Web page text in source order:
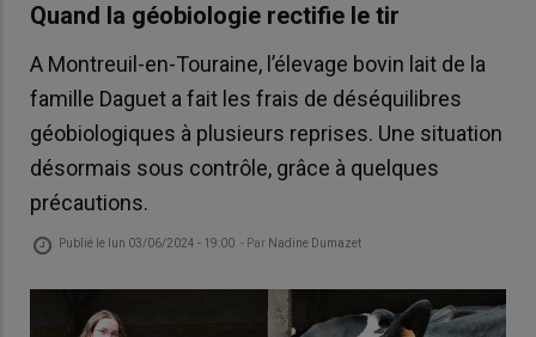
Quand la géobiologie rectifie le tir
A Montreuil-en-Touraine, l’élevage bovin lait de la
famille Daguet a fait les frais de déséquilibres
géobiologiques à plusieurs reprises. Une situation
désormais sous contrôle, grâce à quelques
précautions.
Publié le lun 03/06/2024 - 19:00 - Par Nadine Dumazet